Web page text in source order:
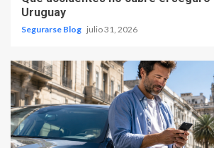
Uruguay
Segurarse Blog julio 31, 2026